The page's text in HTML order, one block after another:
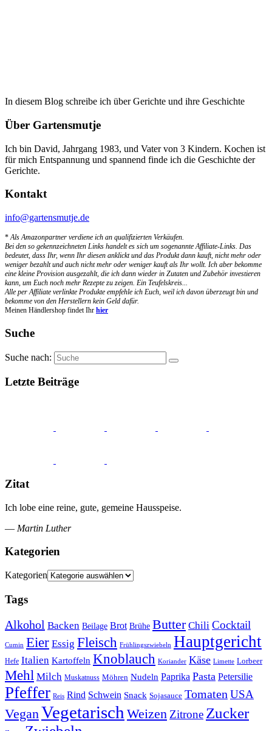
In diesem Blog schreibe ich über Gerichte und ihre Geschichte
Über Gartensmutje
Ich bin David, Jahrgang 1983, und Vater von 3 Kindern. Kochen ist
für mich Entspannung und spannend finde ich die Geschichte der
Gerichte.
Kontakt
info@gartensmutje.de
*Als Amazonpartner verdiene ich an qualifizierten Verkäufen.
Bei den so gekennzeichneten Links handelt es sich um sogenannte Affiliate-Links. Das
bedeutet, dass Ihr, wenn Ihr diesen anklickt und das Produkt dann kauft, nicht mehr oder
weniger bezahlt und auch nicht mehr oder weniger kauft als Ihr wollt. Ich aber bekomme
eine kleine Provision ausgezahlt, die ich dann wieder in Zutaten und Zubehör investieren
kann, um Euch noch mehr Rezepte zu zeigen. Ein Teufelskreis...
Alle per Affiliate verlinkte Produkte empfehle ich Euch, weil ich davon überzeugt bin und
bekomme von den Herstellern kein Geld dafür.
Meinen Händlershop findet Ihr hier
Suche
Suche nach:
Letzte Beiträge
Zitat
Ich lobe eine reine, gute, gemeine Hausspeise.
— Martin Luther
Kategorien
Kategorien
Tags
Alkohol Backen Beilage Brot Brühe Butter Chili Cocktail
Cumin Eier Essig Fleisch Frühlingszwiebeln Hauptgericht
Hefe Italien Kartoffeln Knoblauch Koriander Käse Limette Lorbeer
Mehl Milch Muskatnuss Möhren Nudeln Paprika Pasta Petersilie
Pfeffer Reis Rind Schwein Snack Sojasauce Tomaten USA
VeganVegetarisch Weizen Zitrone Zucker